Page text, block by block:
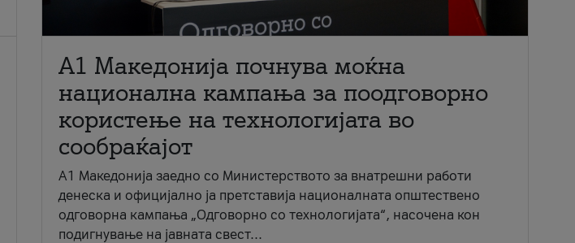
A1 Македонија почнува моќна
национална кампања за поодговорно
користење на технологијата во
сообраќајот
A1 Македонија заедно со Министерството за внатрешни работи
денеска и официјално ја претставија националната општествено
одговорна кампања „Одговорно со технологијата“, насочена кон
подигнување на јавната свест...